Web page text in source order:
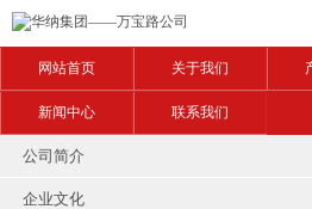
网站首页 关于我们
新闻中心 联系我们
公司简介
企业文化